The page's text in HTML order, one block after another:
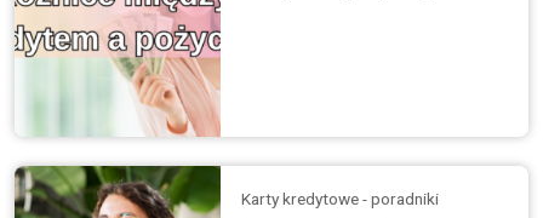
Karty kredytowe - poradniki